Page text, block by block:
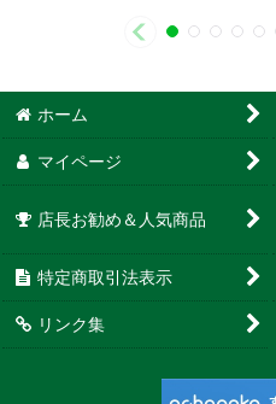
ホーム
マイページ
店長お勧め＆人気商品
特定商取引法表示
リンク集